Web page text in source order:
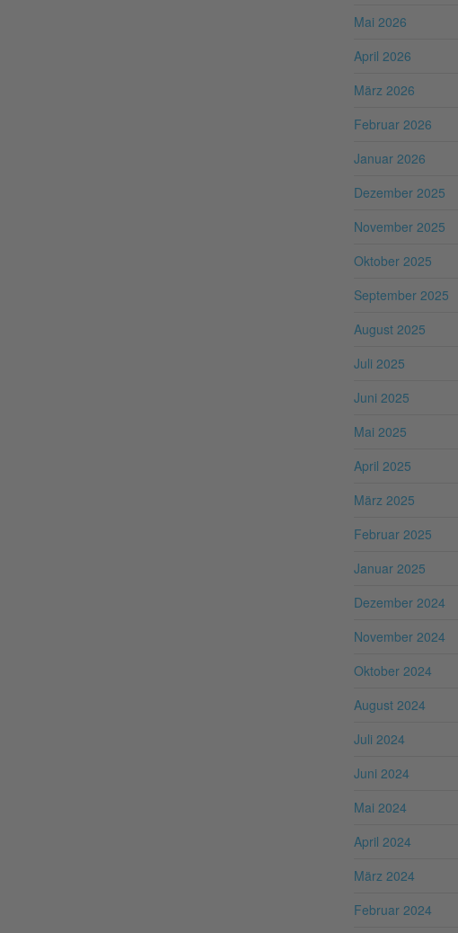
Mai 2026
April 2026
März 2026
Februar 2026
Januar 2026
Dezember 2025
November 2025
Oktober 2025
September 2025
August 2025
Juli 2025
Juni 2025
Mai 2025
April 2025
März 2025
Februar 2025
Januar 2025
Dezember 2024
November 2024
Oktober 2024
August 2024
Juli 2024
Juni 2024
Mai 2024
April 2024
März 2024
Februar 2024